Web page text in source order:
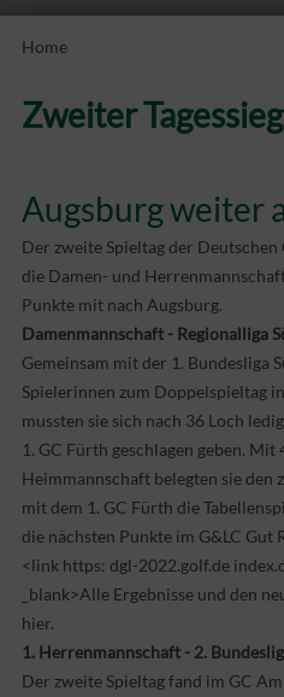
Home
Zweiter Tagessieg
Augsburg weiter
Der zweite Spieltag der
die Damen- und
Punkte mit nach Augsburg.
Damenmannschaft - Regionalliga
Gemeinsam mit der 1. Bundesliga
Spielerinnen zum Doppelspieltag
mussten sie sich nach 36 Loch
1. GC Fürth geschlagen geben. Mit
Heimmannschaft belegten sie den
mit dem 1. GC Fürth die
die nächsten Punkte im G&LC Gut
<link https: dgl-2022.golf.de
_blank>Alle Ergebnisse und den
hier.
1. Herrenmannschaft - 2.
Der zweite Spieltag fand im GC